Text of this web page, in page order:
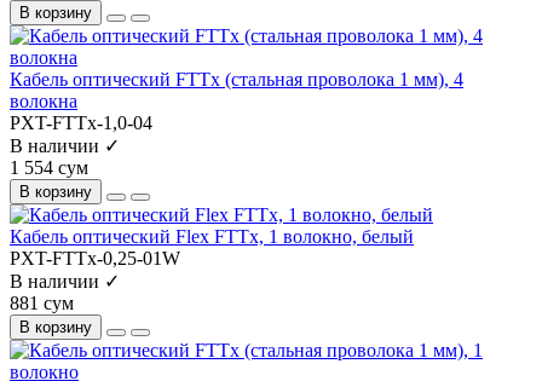
В корзину
Кабель оптический FTTx (стальная проволока 1 мм), 4
волокна
PXT-FTTx-1,0-04
В наличии ✓
1 554 сум
В корзину
Кабель оптический Flex FTTx, 1 волокно, белый
PXT-FTTx-0,25-01W
В наличии ✓
881 сум
В корзину